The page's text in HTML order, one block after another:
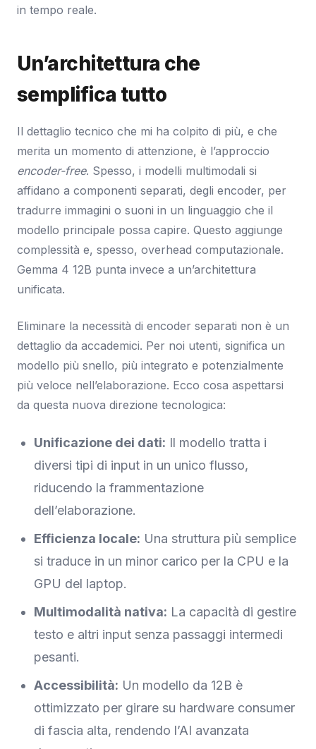
in tempo reale.
Un’architettura che
semplifica tutto
Il dettaglio tecnico che mi ha colpito di più, e che
merita un momento di attenzione, è l’approccio
encoder-free. Spesso, i modelli multimodali si
affidano a componenti separati, degli encoder, per
tradurre immagini o suoni in un linguaggio che il
modello principale possa capire. Questo aggiunge
complessità e, spesso, overhead computazionale.
Gemma 4 12B punta invece a un’architettura
unificata.
Eliminare la necessità di encoder separati non è un
dettaglio da accademici. Per noi utenti, significa un
modello più snello, più integrato e potenzialmente
più veloce nell’elaborazione. Ecco cosa aspettarsi
da questa nuova direzione tecnologica:
Unificazione dei dati: Il modello tratta i
diversi tipi di input in un unico flusso,
riducendo la frammentazione
dell’elaborazione.
Efficienza locale: Una struttura più semplice
si traduce in un minor carico per la CPU e la
GPU del laptop.
Multimodalità nativa: La capacità di gestire
testo e altri input senza passaggi intermedi
pesanti.
Accessibilità: Un modello da 12B è
ottimizzato per girare su hardware consumer
di fascia alta, rendendo l’AI avanzata